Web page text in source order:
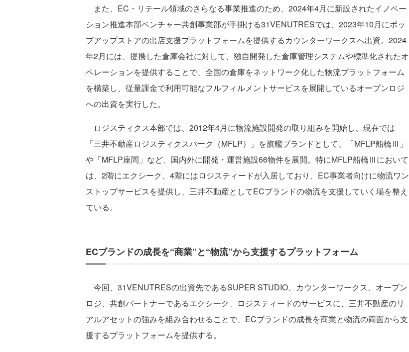
また、EC・リテール領域のさらなる事業推進のため、2024年4月に新設されたイノベー
ション推進本部ベンチャー共創事業部が手掛ける31VENUTRESでは、2023年10月にポッ
プアップストアの出店支援プラットフォームを提供するカウンターワークスへ出資。2024
年2月には、提携した倉庫会社に対して、独自開発した倉庫管理システムや標準化されたオ
ペレーションを提供することで、全国の倉庫をネットワーク化した物流プラットフォーム
を構築し、従量課金で利用可能なフルフィルメントサービスを展開しているオープンロジ
への出資を実行した。
ロジスティクス本部では、2012年4月に物流施設開発の取り組みを開始し、現在では
「三井不動産ロジスティクスパーク（MFLP）」を旗艦ブランドとして、「MFLP船橋Ⅲ」
や「MFLP座間」など、国内外に開発・運営施設66物件を展開。特にMFLP船橋Ⅲにおいて
は、2階にエクシーク、4階にはロジスティードが入居しており、EC事業者向けに物流ワン
ストップサービスを提供し、三井不動産としてECブランドの物流を支援していく場を整え
ている。
ECブランドの成長を“商業”と“物流”から支援するプラットフォーム
今回、31VENUTRESの出資先であるSUPER STUDIO、カウンターワークス、オープン
ロジ、共創パートナーであるエクシーク、ロジスティードのサービスに、三井不動産のリ
アルアセットの強みを組み合わせることで、ECブランドの成長を商業と物流の両面から支
援するプラットフォームを提供する。